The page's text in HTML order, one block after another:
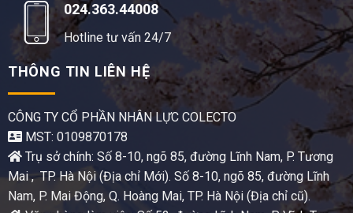
024.363.44008
Hotline tư vấn 24/7
THÔNG TIN LIÊN HỆ
CÔNG TY CỔ PHẦN NHÂN LỰC COLECTO
MST: 0109870178
Trụ sở chính: Số 8-10, ngõ 85, đường Lĩnh Nam, P. Tương
Mai , TP. Hà Nội (Địa chỉ Mới). Số 8-10, ngõ 85, đường Lĩnh
Nam, P. Mai Động, Q. Hoàng Mai, TP. Hà Nội (Địa chỉ cũ).